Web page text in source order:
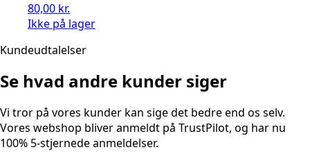
80,00 kr.
Ikke på lager
Kundeudtalelser
Se hvad andre kunder siger
Vi tror på vores kunder kan sige det bedre end os selv.
Vores webshop bliver anmeldt på TrustPilot, og har nu
100% 5-stjernede anmeldelser.